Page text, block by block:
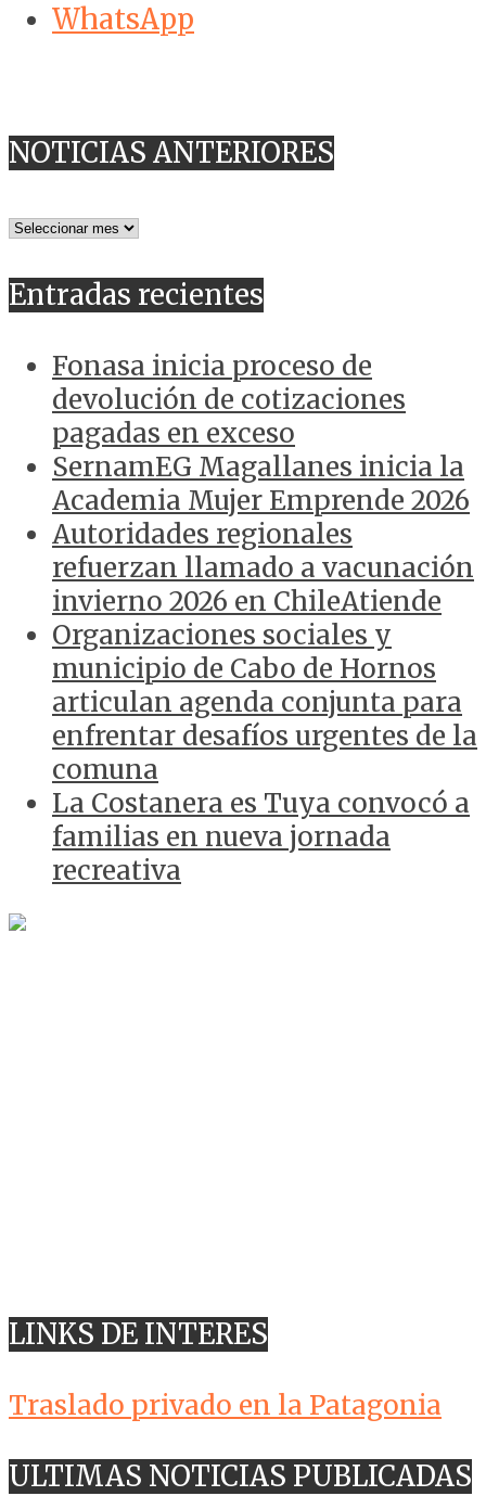
WhatsApp
NOTICIAS ANTERIORES
NOTICIAS
Entradas recientes
Fonasa inicia proceso de
devolución de cotizaciones
pagadas en exceso
SernamEG Magallanes inicia la
Academia Mujer Emprende 2026
Autoridades regionales
refuerzan llamado a vacunación
invierno 2026 en ChileAtiende
Organizaciones sociales y
municipio de Cabo de Hornos
articulan agenda conjunta para
enfrentar desafíos urgentes de la
comuna
La Costanera es Tuya convocó a
familias en nueva jornada
recreativa
LINKS DE INTERES
Traslado privado en la Patagonia
ULTIMAS NOTICIAS PUBLICADAS